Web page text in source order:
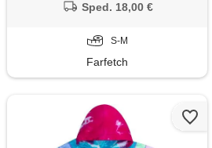
Sped. 18,00 €
S-M
Farfetch